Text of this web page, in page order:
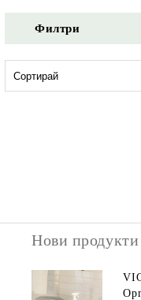
Филтри
Нови продукти